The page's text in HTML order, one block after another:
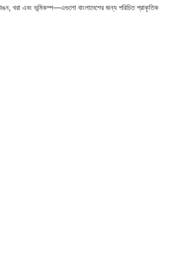
খরা এবং ভূমিকম্প—এগুলো বাংলাদেশের জন্য পরিচিত প্রাকৃতিক